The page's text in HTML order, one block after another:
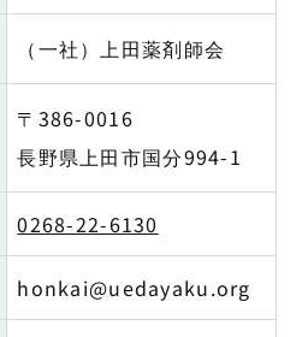
（一社）上田薬剤師会
〒386-0016
長野県上田市国分994-1
0268-22-6130
honkai@uedayaku.org